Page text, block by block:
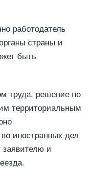
работодатель
страны и
быть
труда, решение по
территориальным
иностранных дел
заявителю и